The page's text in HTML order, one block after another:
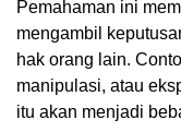
Pemahaman ini
mengambil
hak orang lain.
manipulasi, atau
itu akan menjadi